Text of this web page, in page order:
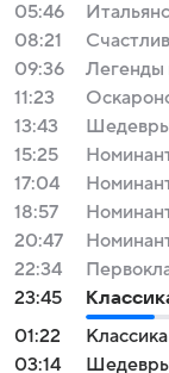
05:46
08:21
09:36
Легенды
11:23
13:43
Шедевры
15:25
17:04
18:57
20:47
22:34
23:45
01:22
03:14
Шедевры